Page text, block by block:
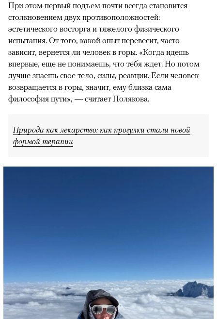
При этом первый подъем почти всегда становится
столкновением двух противоположностей:
эстетического восторга и тяжелого физического
испытания. От того, какой опыт перевесит, часто
зависит, вернется ли человек в горы. «Когда идешь
впервые, еще не понимаешь, что тебя ждет. Но потом
лучше знаешь свое тело, силы, реакции. Если человек
возвращается в горы, значит, ему близка сама
философия пути», — считает Полякова.
Природа как лекарство: как прогулки стали новой
формой терапии